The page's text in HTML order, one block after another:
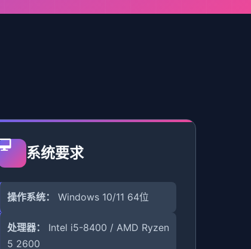
系统要求
操作系统： Windows 10/11 64位
处理器：
Intel i5-8400 / AMD Ryzen
5 2600